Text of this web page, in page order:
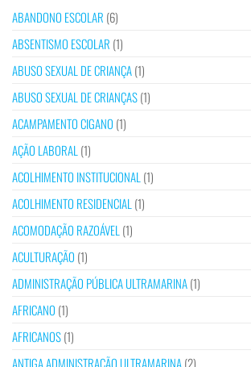
ABANDONO ESCOLAR (6)
ABSENTISMO ESCOLAR (1)
ABUSO SEXUAL DE CRIANÇA(1)
ABUSO SEXUAL DE CRIANÇAS(1)
ACAMPAMENTO CIGANO (1)
AÇÃO LABORAL (1)
ACOLHIMENTO INSTITUCIONAL (1)
ACOLHIMENTO RESIDENCIAL (1)
ACOMODAÇÃO RAZOÁVEL (1)
ACULTURAÇÃO (1)
ADMINISTRAÇÃO PÚBLICA ULTRAMARINA(1)
AFRICANO (1)
AFRICANOS(1)
ANTIGA ADMINISTRAÇÃO ULTRAMARINA(2)